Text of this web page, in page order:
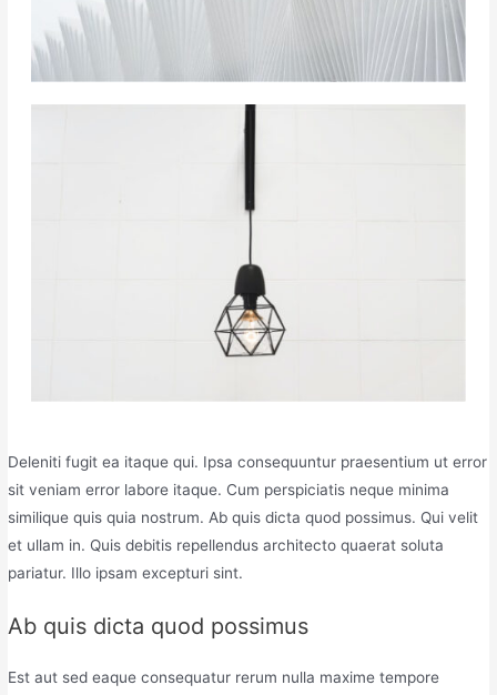
Deleniti fugit ea itaque qui. Ipsa consequuntur praesentium ut error
sit veniam error labore itaque. Cum perspiciatis neque minima
similique quis quia nostrum. Ab quis dicta quod possimus. Qui velit
et ullam in. Quis debitis repellendus architecto quaerat soluta
pariatur. Illo ipsam excepturi sint.
Ab quis dicta quod possimus
Est aut sed eaque consequatur rerum nulla maxime tempore